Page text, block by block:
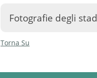
Fotografie degli
Torna Su